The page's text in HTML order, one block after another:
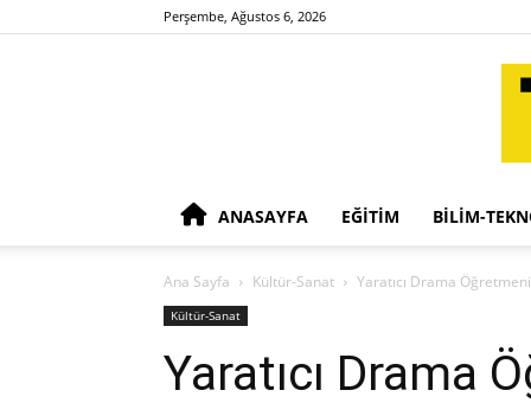
Perşembe, Ağustos 6, 2026
ANASAYFA EĞITIM BILIM-
Ana Sayfa Kültür-Sanat Yaratıcı Drama
Kültür-Sanat
Yaratıcı Drama